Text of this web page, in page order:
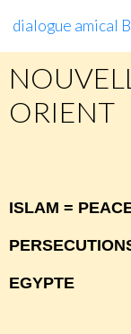
dialogue amical
ORIENT
ISLAM =
EGYPTE